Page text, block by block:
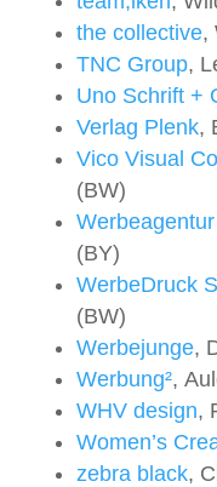
the collective,
TNC Group,
Uno Schrift +
Verlag Plenk,
Vico Visual
(BW)
(BY)
WerbeDruck
(BW)
Werbejunge,
Werbung²,
WHV design,
Women’s
zebra black,